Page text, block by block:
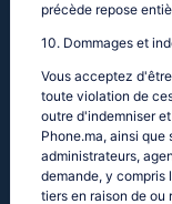
précède repose
10. Dommages et
Vous acceptez
toute violation de
outre d'indemniser
Phone.ma, ainsi
administrateurs,
demande, y compris
tiers en raison de